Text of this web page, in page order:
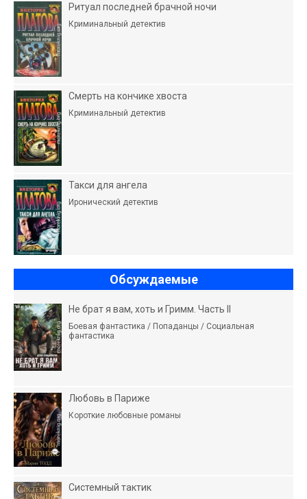
Ритуал последней брачной ночи
Криминальный детектив
Смерть на кончике хвоста
Криминальный детектив
Такси для ангела
Иронический детектив
Обсуждаемые
Не брат я вам, хоть и Гримм. Часть II
Боевая фантастика / Попаданцы / Социальная
фантастика
Любовь в Париже
Короткие любовные романы
Системный тактик